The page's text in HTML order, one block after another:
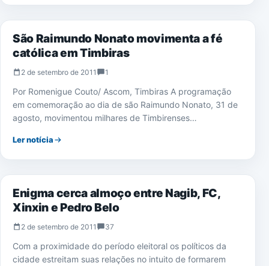
TIMBIRAS
São Raimundo Nonato movimenta a fé
católica em Timbiras
2 de setembro de 2011 1
Por Romenigue Couto/ Ascom, Timbiras A programação
em comemoração ao dia de são Raimundo Nonato, 31 de
agosto, movimentou milhares de Timbirenses…
Ler notícia
POLÍTICA
Enigma cerca almoço entre Nagib, FC,
Xinxin e Pedro Belo
2 de setembro de 2011 37
Com a proximidade do período eleitoral os políticos da
cidade estreitam suas relações no intuito de formarem